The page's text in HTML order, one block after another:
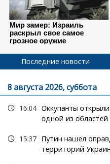
Последние новости
8 августа 2026, суббота
16:04 Оккупанты
одной из
15:37 Путин нашел
территорий